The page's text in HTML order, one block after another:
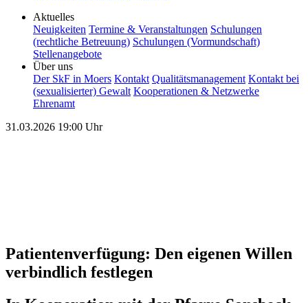
Aktuelles
Neuigkeiten Termine & Veranstaltungen Schulungen
(rechtliche Betreuung) Schulungen (Vormundschaft)
Stellenangebote
Über uns
Der SkF in Moers Kontakt Qualitätsmanagement Kontakt bei
(sexualisierter) Gewalt Kooperationen & Netzwerke
Ehrenamt
31.03.2026 19:00 Uhr
Patientenverfügung: Den eigenen Willen
verbindlich festlegen